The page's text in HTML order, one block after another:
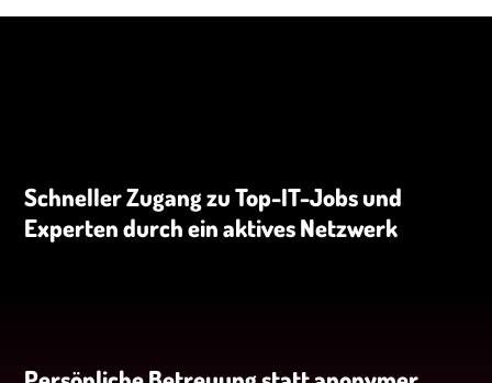
Schneller Zugang zu Top-IT-Jobs und
Experten durch ein aktives Netzwerk